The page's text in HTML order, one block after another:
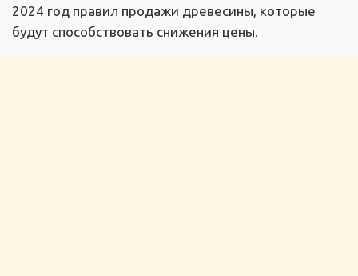
2024 год правил продажи древесины, которые
будут способствовать снижения цены.